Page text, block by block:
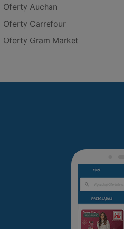
Oferty Auchan
Oferty Carrefour
Oferty Gram Market